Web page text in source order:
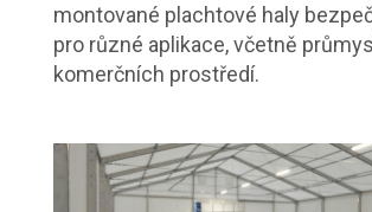
montované plachtové haly
pro různé aplikace, včetně
komerčních prostředí.